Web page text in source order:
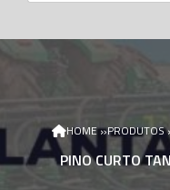
HOME»PRODUTOS
PINO CURTO